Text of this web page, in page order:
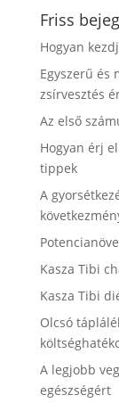
Friss
Hogyan
Egyszerű és
zsírvesztés
Az első
Hogyan érj
tippek
A
Kasza Tibi
Kasza Tibi
Olcsó
A legjobb
egészségért